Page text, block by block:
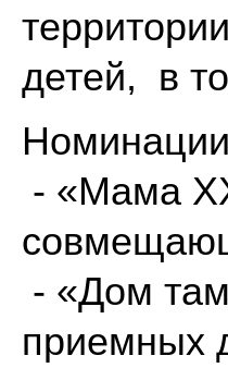
детей, в
- «Мама
- «Дом
приемных